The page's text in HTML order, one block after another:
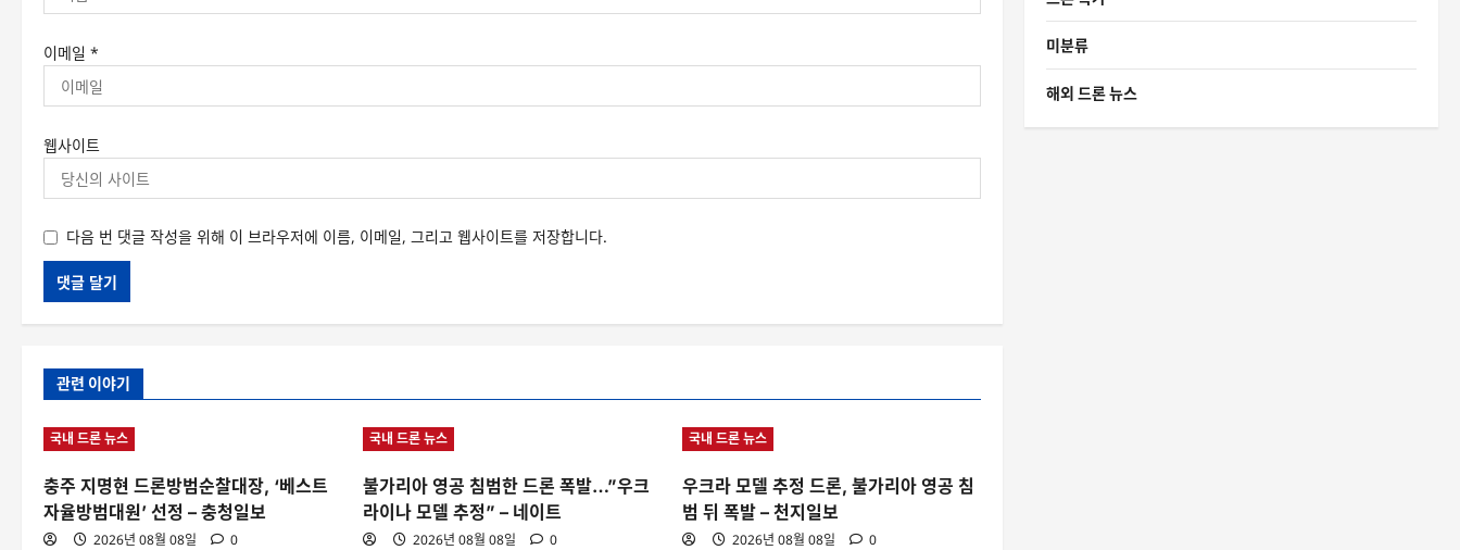
이메일 *
웹사이트
다음 번 댓글 작성을 위해 이 브라우저에 이름, 이메일, 그리고 웹사이트를 저장합니다.
관련 이야기
국내 드론 뉴스
충주 지명현 드론방범순찰대장, ‘베스트
자율방범대원’ 선정 – 충청일보
2026년 08월 08일 0
국내 드론 뉴스
불가리아 영공 침범한 드론 폭발…”우크
라이나 모델 추정” – 네이트
2026년 08월 08일 0
국내 드론 뉴스
우크라 모델 추정 드론, 불가리아 영공 침
범 뒤 폭발 – 천지일보
2026년 08월 08일 0
미분류
해외 드론 뉴스